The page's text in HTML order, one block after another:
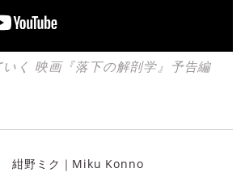
く 映画『落下の解剖学』予告編
紺野ミク｜Miku Konno